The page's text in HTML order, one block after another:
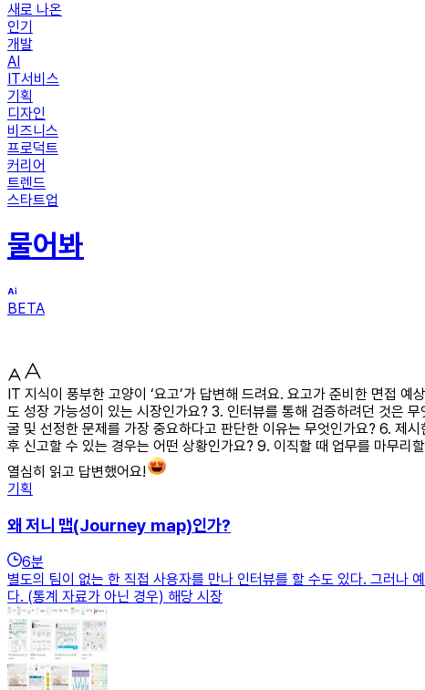
새로 나온
인기
개발
AI
IT서비스
기획
디자인
비즈니스
프로덕트
커리어
트렌드
스타트업
물어봐
BETA
IT 지식이 풍부한 고양이 ‘요고’가 답변해 드려요. 요고가 준비한 면접
도 성장 가능성이 있는 시장인가요? 3. 인터뷰를 통해 검증하려던 것은
굴 및 선정한 문제를 가장 중요하다고 판단한 이유는 무엇인가요? 6. 제
후 신고할 수 있는 경우는 어떤 상황인가요? 9. 이직할 때 업무를 마무리
열심히 읽고 답변했어요!
기획
왜 저니 맵(Journey map)인가?
6분
별도의 팀이 없는 한 직접 사용자를 만나 인터뷰를 할 수도 있다. 그러나
다. (통계 자료가 아닌 경우) 해당 시장